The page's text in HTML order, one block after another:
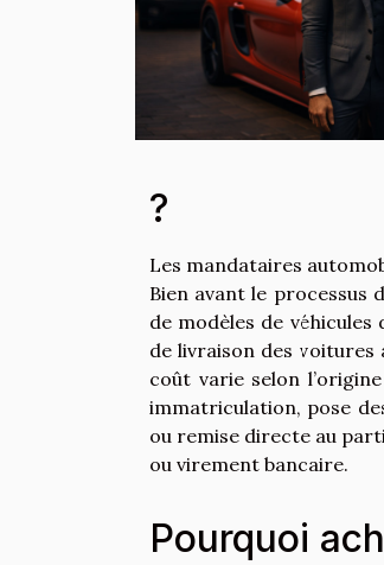
?
Les mandataires
Bien avant le processus
de modèles de
de livraison des
coût varie selon
immatriculation, pose
ou remise directe au
ou virement bancaire.
Pourquoi